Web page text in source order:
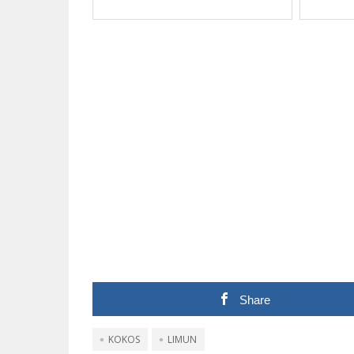
Share
KOKOS LIMUN